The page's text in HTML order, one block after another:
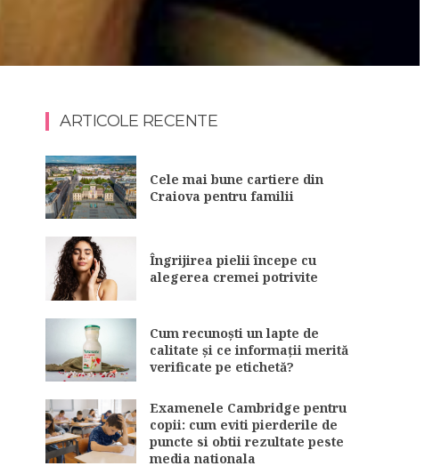
ARTICOLE RECENTE
Cele mai bune cartiere din
Craiova pentru familii
Îngrijirea pielii începe cu
alegerea cremei potrivite
Cum recunoști un lapte de
calitate și ce informații merită
verificate pe etichetă?
Examenele Cambridge pentru
copii: cum eviti pierderile de
puncte si obtii rezultate peste
media nationala